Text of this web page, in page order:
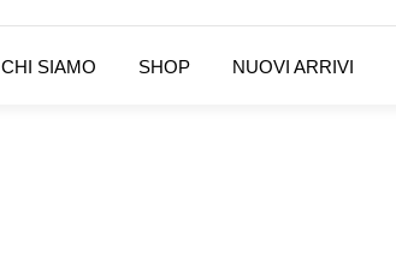
CHI SIAMO SHOP NUOVI ARRIVI